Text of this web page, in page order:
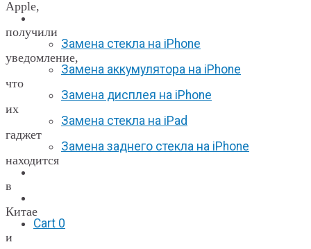
Замена стекла на iPhone
Замена аккумулятора на iPhone
Замена дисплея на iPhone
Замена стекла на iPad
Замена заднего стекла на iPhone
Cart 0
Apple,
получили
уведомление,
что
их
гаджет
находится
в
Китае
и